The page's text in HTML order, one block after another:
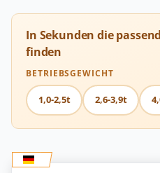
In Sekunden die
finden
BETRIEBSGEWICHT
1,0-2,5t 2,6-3,9t